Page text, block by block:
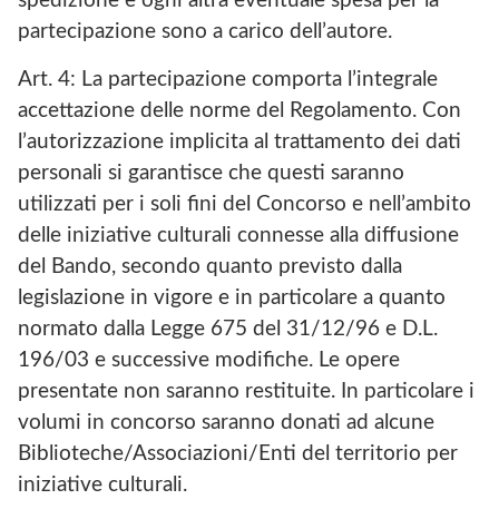
partecipazione sono a carico dell’autore.
Art. 4: La partecipazione comporta l’integrale
accettazione delle norme del Regolamento. Con
l’autorizzazione implicita al trattamento dei dati
personali si garantisce che questi saranno
utilizzati per i soli fini del Concorso e nell’ambito
delle iniziative culturali connesse alla diffusione
del Bando, secondo quanto previsto dalla
legislazione in vigore e in particolare a quanto
normato dalla Legge 675 del 31/12/96 e D.L.
196/03 e successive modifiche. Le opere
presentate non saranno restituite. In particolare i
volumi in concorso saranno donati ad alcune
Biblioteche/Associazioni/Enti del territorio per
iniziative culturali.